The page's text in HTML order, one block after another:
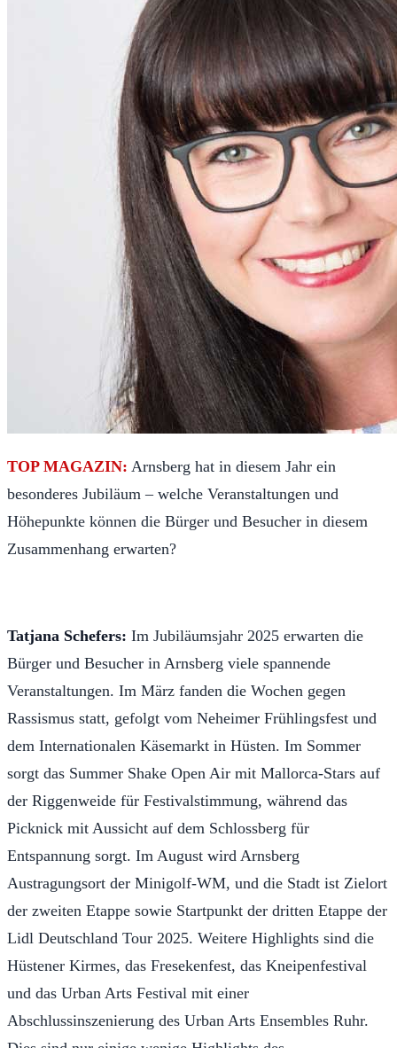
TOP MAGAZIN: Arnsberg hat in diesem Jahr ein
besonderes Jubiläum – welche Veranstaltungen und
Höhepunkte können die Bürger und Besucher in diesem
Zusammenhang erwarten?
Tatjana Schefers: Im Jubiläumsjahr 2025 erwarten die
Bürger und Besucher in Arnsberg viele spannende
Veranstaltungen. Im März fanden die Wochen gegen
Rassismus statt, gefolgt vom Neheimer Frühlingsfest und
dem Internationalen Käsemarkt in Hüsten. Im Sommer
sorgt das Summer Shake Open Air mit Mallorca-Stars auf
der Riggenweide für Festivalstimmung, während das
Picknick mit Aussicht auf dem Schlossberg für
Entspannung sorgt. Im August wird Arnsberg
Austragungsort der Minigolf-WM, und die Stadt ist Zielort
der zweiten Etappe sowie Startpunkt der dritten Etappe der
Lidl Deutschland Tour 2025. Weitere Highlights sind die
Hüstener Kirmes, das Fresekenfest, das Kneipenfestival
und das Urban Arts Festival mit einer
Abschlussinszenierung des Urban Arts Ensembles Ruhr.